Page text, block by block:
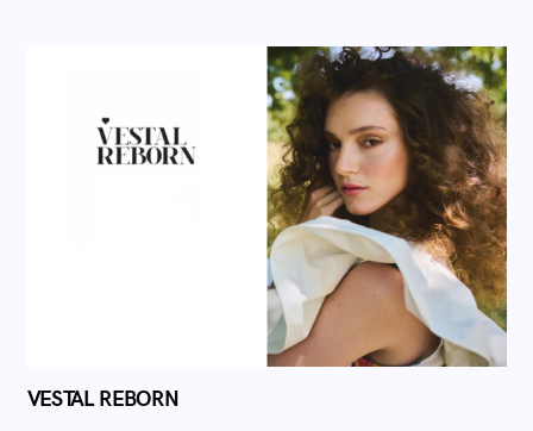
VESTAL REBORN